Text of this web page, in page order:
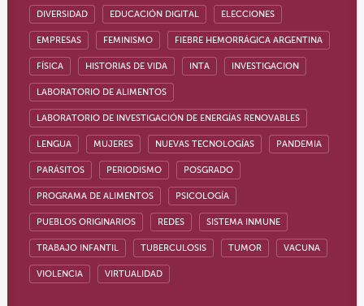
DIVERSIDAD EDUCACIÓN DIGITAL ELECCIONES
EMPRESAS FEMINISMO FIEBRE HEMORRÁGICA ARGENTINA
FÍSICA HISTORIAS DE VIDA INTA INVESTIGACION
LABORATORIO DE ALIMENTOS
LABORATORIO DE INVESTIGACIÓN DE ENERGÍAS RENOVABLES
LENGUA MUJERES NUEVAS TECNOLOGÍAS PANDEMIA
PARÁSITOS PERIODISMO POSGRADO
PROGRAMA DE ALIMENTOS PSICOLOGÍA
PUEBLOS ORIGINARIOS REDES SISTEMA INMUNE
TRABAJO INFANTIL TUBERCULOSIS TUMOR VACUNA
VIOLENCIA VIRTUALIDAD